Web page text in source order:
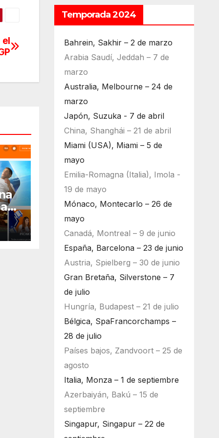
Temporada 2024
Bahrein, Sakhir – 2 de marzo
Arabia Saudí, Jeddah – 7 de
marzo
Australia, Melbourne – 24 de
marzo
Japón, Suzuka - 7 de abril
China, Shanghái – 21 de abril
Miami (USA), Miami – 5 de
mayo
Emilia-Romagna (Italia), Imola -
19 de mayo
Mónaco, Montecarlo – 26 de
mayo
Canadá, Montreal – 9 de junio
España, Barcelona – 23 de junio
Austria, Spielberg – 30 de junio
Gran Bretaña, Silverstone – 7
de julio
Hungría, Budapest – 21 de julio
Bélgica, SpaFrancorchamps –
28 de julio
Países bajos, Zandvoort – 25 de
agosto
Italia, Monza – 1 de septiembre
Azerbaiyán, Bakú – 15 de
septiembre
Singapur, Singapur – 22 de